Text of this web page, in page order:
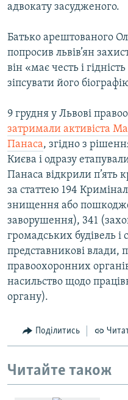
адвокату засудженого.
Батько арештованого
попросив львів’ян
він «має честь і
зіпсувати його
9 грудня у Львові
затримали активіста
Панаса, згідно з
Києва і одразу
Панаса відкрили п’ять
за статтею 194
знищення або
заворушення), 341
громадських будівель і
представникові влади,
правоохоронних
насильство щодо
органу).
Поділитись
Читайте також